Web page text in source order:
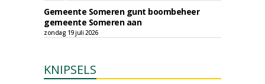
Gemeente Someren gunt boombeheer
gemeente Someren aan
zondag 19 juli 2026
KNIPSELS